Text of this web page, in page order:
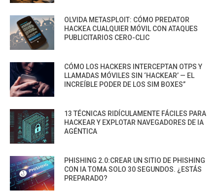
OLVIDA METASPLOIT: CÓMO PREDATOR
HACKEA CUALQUIER MÓVIL CON ATAQUES
PUBLICITARIOS CERO-CLIC
CÓMO LOS HACKERS INTERCEPTAN OTPS Y
LLAMADAS MÓVILES SIN ‘HACKEAR’ — EL
INCREÍBLE PODER DE LOS SIM BOXES”
13 TÉCNICAS RIDÍCULAMENTE FÁCILES PARA
HACKEAR Y EXPLOTAR NAVEGADORES DE IA
AGÉNTICA
PHISHING 2.0:CREAR UN SITIO DE PHISHING
CON IA TOMA SOLO 30 SEGUNDOS. ¿ESTÁS
PREPARADO?